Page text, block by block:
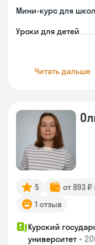
Мини-курс для
Уроки для детей
Читать дальше
5 от 893 ₽
1 отзыв
Курский
университет •